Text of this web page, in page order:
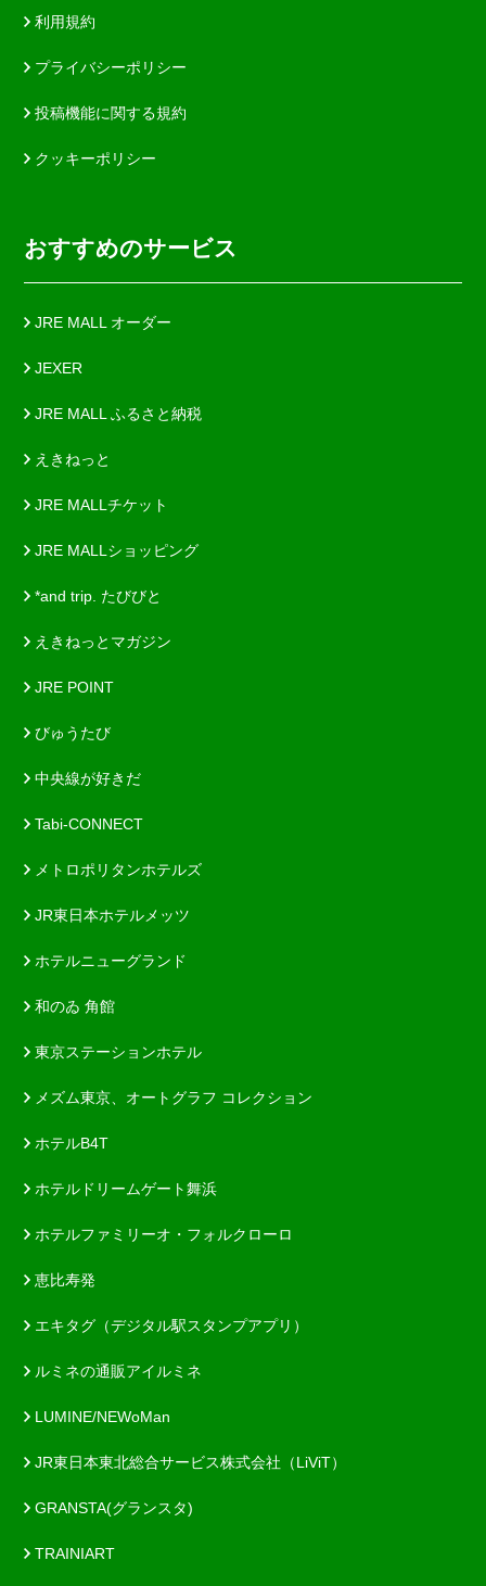
利用規約
プライバシーポリシー
投稿機能に関する規約
クッキーポリシー
おすすめのサービス
JRE MALL オーダー
JEXER
JRE MALL ふるさと納税
えきねっと
JRE MALLチケット
JRE MALLショッピング
*and trip. たびびと
えきねっとマガジン
JRE POINT
びゅうたび
中央線が好きだ
Tabi-CONNECT
メトロポリタンホテルズ
JR東日本ホテルメッツ
ホテルニューグランド
和のゐ 角館
東京ステーションホテル
メズム東京、オートグラフ コレクション
ホテルB4T
ホテルドリームゲート舞浜
ホテルファミリーオ・フォルクローロ
恵比寿発
エキタグ（デジタル駅スタンプアプリ）
ルミネの通販アイルミネ
LUMINE/NEWoMan
JR東日本東北総合サービス株式会社（LiViT）
GRANSTA(グランスタ)
TRAINIART